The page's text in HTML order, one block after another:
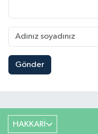
Gönder
HAKKARİ